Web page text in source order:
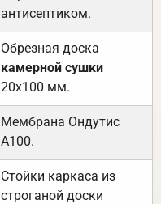
антисептиком.
Обрезная доска
камерной сушки
20х100 мм.
Мембрана Ондутис
А100.
Стойки каркаса из
строганой доски